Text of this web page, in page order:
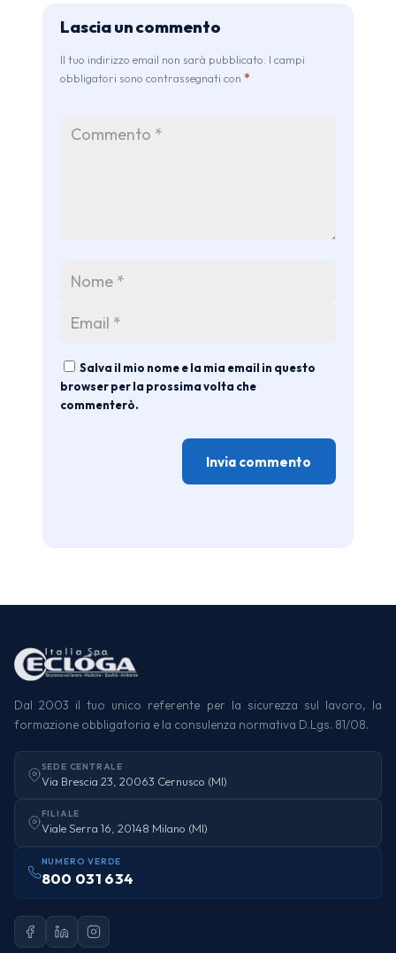
Lascia un commento
Il tuo indirizzo email non sarà pubblicato. I campi
obbligatori sono contrassegnati con *
Salva il mio nome e la mia email in questo
browser per la prossima volta che
commenterò.
Dal 2003 il tuo unico referente per la sicurezza sul lavoro, la
formazione obbligatoria e la consulenza normativa D.Lgs. 81/08.
SEDE CENTRALE
Via Brescia 23, 20063 Cernusco (MI)
FILIALE
Viale Serra 16, 20148 Milano (MI)
NUMERO VERDE
800 031 634